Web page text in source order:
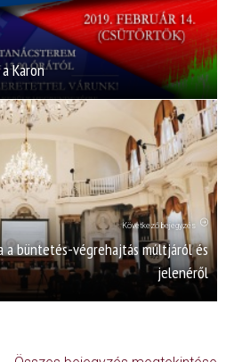
Karon
Következő bejegyzés
a büntetés-végrehajtás múltjáról és
jelenéről